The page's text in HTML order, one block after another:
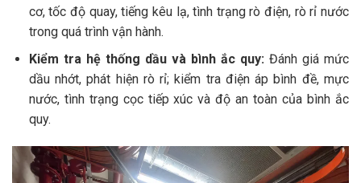
cơ, tốc độ quay, tiếng kêu lạ, tình trạng rò điện, rò rỉ nước
trong quá trình vận hành.
Kiểm tra hệ thống dầu và bình ắc quy:Đánh giá mức
dầu nhớt, phát hiện rò rỉ; kiểm tra điện áp bình đề, mực
nước, tình trạng cọc tiếp xúc và độ an toàn của bình ắc
quy.